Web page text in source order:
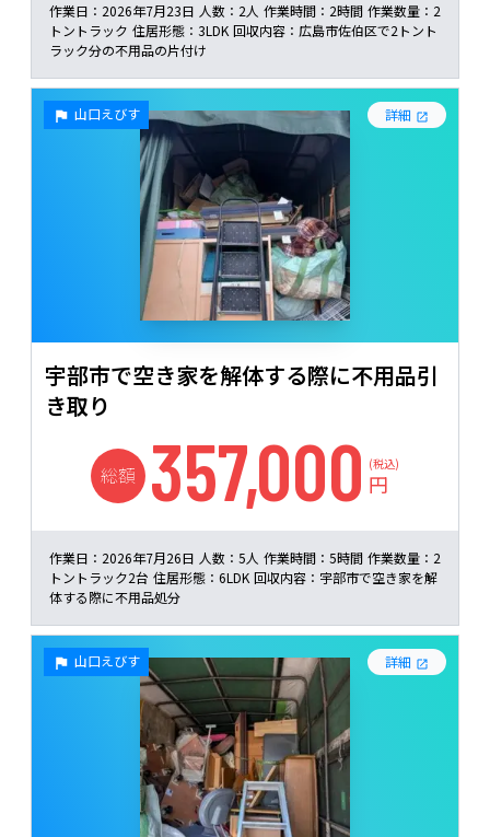
作業日： 2026年7月23日 人数： 2人 作業時間： 2時間 作業数量： 2
トントラック 住居形態： 3LDK 回収内容： 広島市佐伯区で2トント
ラック分の不用品の片付け
山口えびす 詳細
宇部市で空き家を解体する際に不用品引
き取り
総額 357,000 (税込)
円
作業日： 2026年7月26日 人数： 5人 作業時間： 5時間 作業数量： 2
トントラック2台 住居形態： 6LDK 回収内容： 宇部市で空き家を解
体する際に不用品処分
山口えびす 詳細